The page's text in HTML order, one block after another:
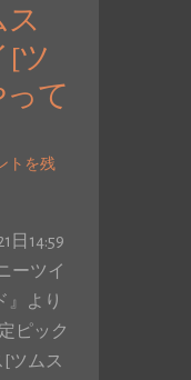
[ツ
て
トを残
日14:59
ーツイ
』より
ピック
[ツムス